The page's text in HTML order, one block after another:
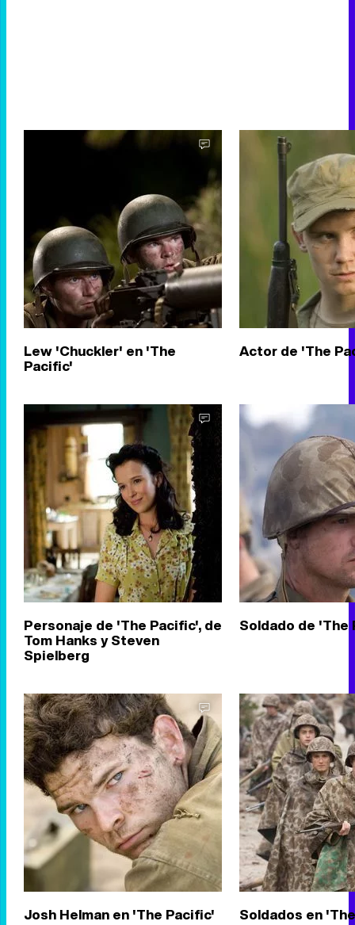
Lew 'Chuckler' en 'The
Pacific'
Actor de 'The
Personaje de 'The Pacific', de
Tom Hanks y Steven
Spielberg
Soldado de 'The
Josh Helman en 'The Pacific' Soldados en